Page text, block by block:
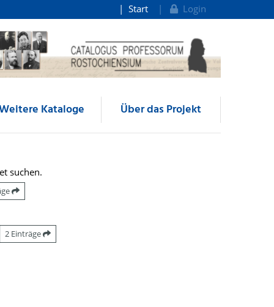
Start Login
Kataloge Über das Projekt
suchen.
2 Einträge